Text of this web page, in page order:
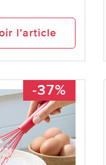
l’article
-37%